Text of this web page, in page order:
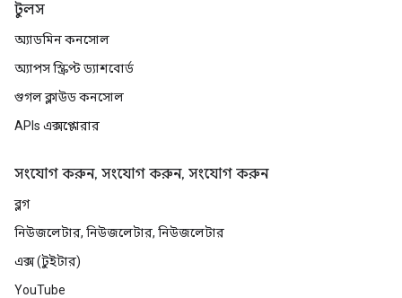
টুলস
অ্যাডমিন কনসোল
অ্যাপস স্ক্রিপ্ট ড্যাশবোর্ড
গুগল ক্লাউড কনসোল
APIs এক্সপ্লোরার
সংযোগ করুন, সংযোগ করুন, সংযোগ করুন
ব্লগ
নিউজলেটার, নিউজলেটার, নিউজলেটার
এক্স (টুইটার)
YouTube